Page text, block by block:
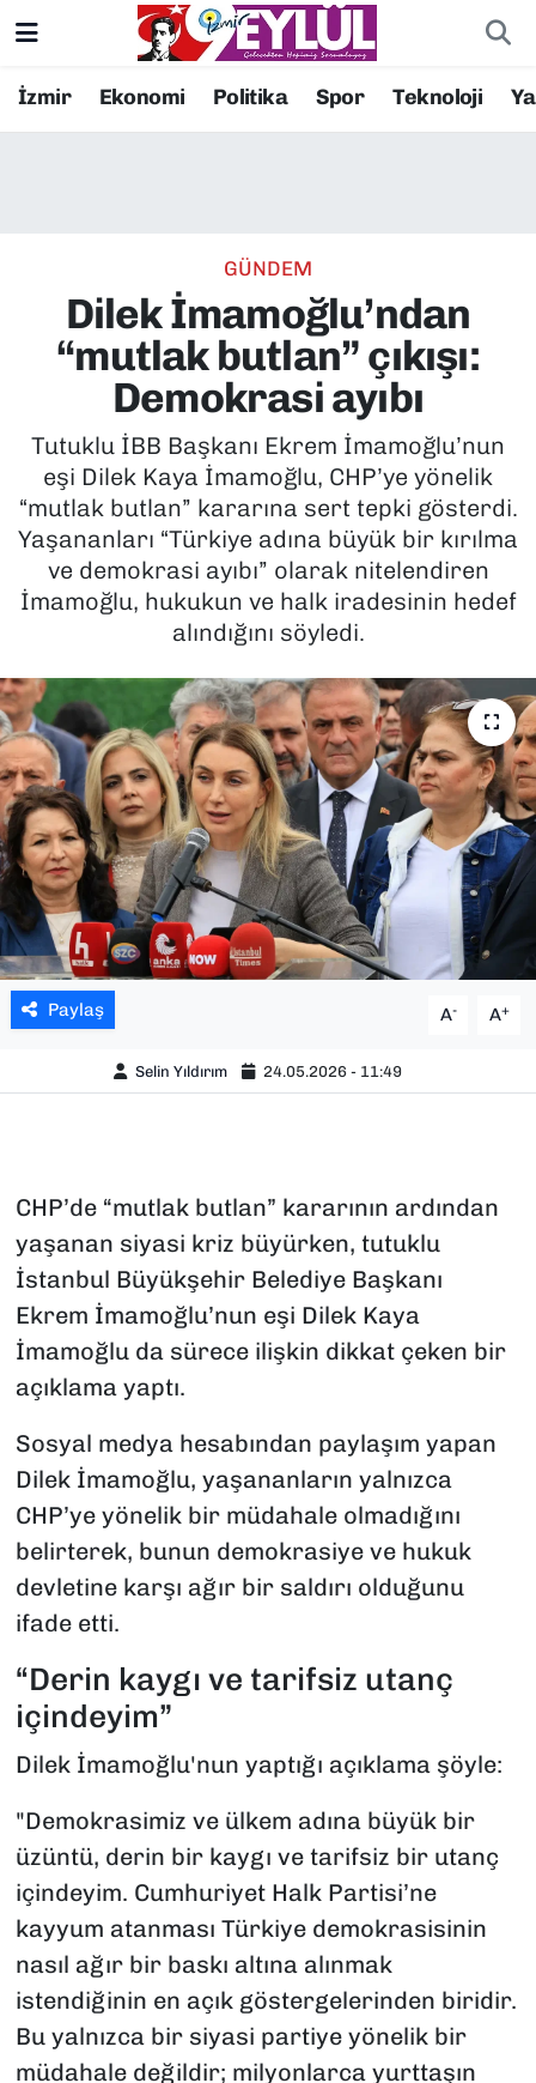
İzmir Ekonomi Politika Spor Teknoloji
GÜNDEM
Dilek İmamoğlu’ndan
“mutlak butlan” çıkışı:
Demokrasi ayıbı
Tutuklu İBB Başkanı Ekrem İmamoğlu’nun
eşi Dilek Kaya İmamoğlu, CHP’ye yönelik
“mutlak butlan” kararına sert tepki gösterdi.
Yaşananları “Türkiye adına büyük bir kırılma
ve demokrasi ayıbı” olarak nitelendiren
İmamoğlu, hukukun ve halk iradesinin hedef
alındığını söyledi.
Paylaş A- A+
Selin Yıldırım 24.05.2026 - 11:49
CHP’de “mutlak butlan” kararının ardından
yaşanan siyasi kriz büyürken, tutuklu
İstanbul Büyükşehir Belediye Başkanı
Ekrem İmamoğlu’nun eşi Dilek Kaya
İmamoğlu da sürece ilişkin dikkat çeken bir
açıklama yaptı.
Sosyal medya hesabından paylaşım yapan
Dilek İmamoğlu, yaşananların yalnızca
CHP’ye yönelik bir müdahale olmadığını
belirterek, bunun demokrasiye ve hukuk
devletine karşı ağır bir saldırı olduğunu
ifade etti.
“Derin kaygı ve tarifsiz utanç
içindeyim”
Dilek İmamoğlu'nun yaptığı açıklama şöyle:
"Demokrasimiz ve ülkem adına büyük bir
üzüntü, derin bir kaygı ve tarifsiz bir utanç
içindeyim. Cumhuriyet Halk Partisi’ne
kayyum atanması Türkiye demokrasisinin
nasıl ağır bir baskı altına alınmak
istendiğinin en açık göstergelerinden biridir.
Bu yalnızca bir siyasi partiye yönelik bir
müdahale değildir; milyonlarca yurttaşın
Resmi İlanlar
EKONOMİ
KÜLTÜR SANAT
MAGAZİN
POLİTİKA
SAĞLIK
TEKNOLOJİ
YAŞAM
YEREL YÖNETİMLER
Konak Nöbetçi Eczaneler
Süper Lig Puan Durumu ve Fikstür
Tüm Manşetler
Son Dakika Haberleri
Haber Arşivi